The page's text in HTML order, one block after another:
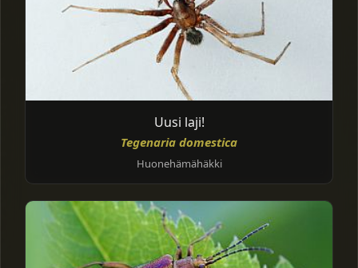
Uusi laji!
Tegenaria domestica
Huonehämähäkki